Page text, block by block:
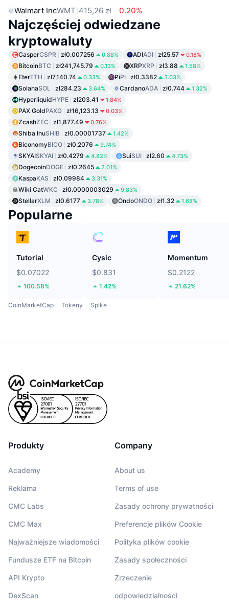
Walmart IncWMT 415,26 zł 0.20%
Najczęściej odwiedzane
kryptowaluty
CasperCSPR zł0.007256 0.88% ADIADI zł25.57 0.18%
BitcoinBTC zł241,745.79 0.13% XRPXRP zł3.88 1.58%
EterETH zł7,140.74 0.33% PiPI zł0.3382 3.03%
SolanaSOL zł284.23 3.64% CardanoADA zł0.744 1.32%
HyperliquidHYPE zł203.41 1.84%
PAX GoldPAXG zł16,123.13 0.03%
ZcashZEC zł1,877.49 0.76%
Shiba InuSHIB zł0.00001737 1.42%
BiconomyBICO zł0.2076 9.74%
SKYAISKYAI zł0.4279 4.82% SuiSUI zł2.60 4.73%
DogecoinDOGE zł0.2645 2.01%
KaspaKAS zł0.09984 3.31%
Wiki CatWKC zł0.0000003029 9.83%
StellarXLM zł0.6177 3.78% OndoONDO zł1.32 1.68%
Popularne
Tutorial
$0.07022
100.58%
Cysic
$0.831
1.42%
Momentum
$0.2122
21.62%
CoinMarketCap Tokeny Spike
Produkty
Academy
Reklama
CMC Labs
CMC Max
Najważniejsze wiadomości
Fundusze ETF na Bitcoin
API Krypto
DexScan
Company
About us
Terms of use
Zasady ochrony prywatności
Preferencje plików Cookie
Polityka plików cookie
Zasady społeczności
Zrzeczenie
odpowiedzialności